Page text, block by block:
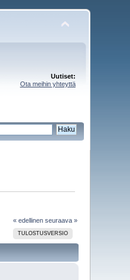
Uutiset:
Ota meihin yhteyttä
« edellinen seuraava »
TULOSTUSVERSIO